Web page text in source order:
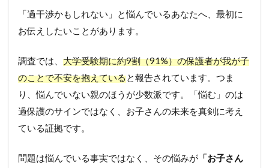
「過干渉かもしれない」と悩んでいるあなたへ、最初に
お伝えしたいことがあります。
調査では、 大学受験期に約9割（91%）の保護者が我が子
のことで不安を抱えていると報告されています。つま
り、悩んでいない親のほうが少数派です。「悩む」のは
過保護のサインではなく、お子さんの未来を真剣に考え
ている証拠です。
問題は悩んでいる事実ではなく、その悩みが 「お子さん